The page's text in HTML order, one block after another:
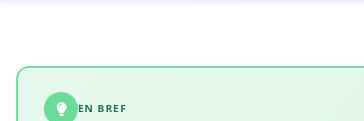
EN BREF